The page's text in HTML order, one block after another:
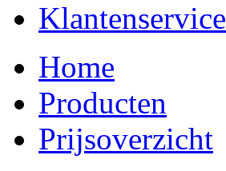
Klantenservice
Home
Producten
Prijsoverzicht